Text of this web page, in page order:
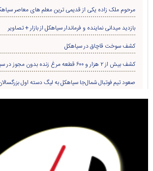
مرحوم ملک زاده یکی از قدیمی ترین معلم های معاصر
بازدید میدانی نماینده و فرماندار سیاهکل از بازار + تصاویر
کشف سوخت قاچاق در سياهکل
کشف بیش از ۲ هزار و ۶۰۰ قطعه مرغ زنده بدون مجوز در سیاهکل
صعود تیم فوتبال شمال‌جا‌ سیاهکل به لیگ دسته اول